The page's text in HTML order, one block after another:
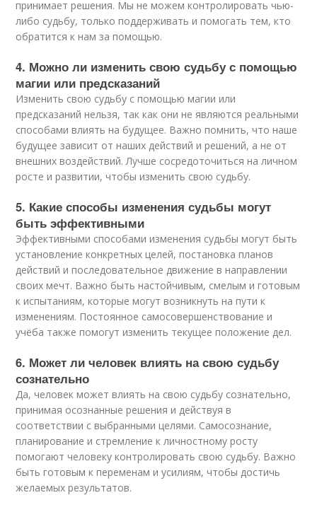
принимает решения. Мы не можем контролировать чью-
либо судьбу, только поддерживать и помогать тем, кто
обратится к нам за помощью.
4. Можно ли изменить свою судьбу с помощью
магии или предсказаний
Изменить свою судьбу с помощью магии или
предсказаний нельзя, так как они не являются реальными
способами влиять на будущее. Важно помнить, что наше
будущее зависит от наших действий и решений, а не от
внешних воздействий. Лучше сосредоточиться на личном
росте и развитии, чтобы изменить свою судьбу.
5. Какие способы изменения судьбы могут
быть эффективными
Эффективными способами изменения судьбы могут быть
установление конкретных целей, постановка планов
действий и последовательное движение в направлении
своих мечт. Важно быть настойчивым, смелым и готовым
к испытаниям, которые могут возникнуть на пути к
изменениям. Постоянное самосовершенствование и
учёба также помогут изменить текущее положение дел.
6. Может ли человек влиять на свою судьбу
сознательно
Да, человек может влиять на свою судьбу сознательно,
принимая осознанные решения и действуя в
соответствии с выбранными целями. Самосознание,
планирование и стремление к личностному росту
помогают человеку контролировать свою судьбу. Важно
быть готовым к переменам и усилиям, чтобы достичь
желаемых результатов.